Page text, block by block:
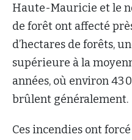
Haute-Mauricie et le
de forêt ont affecté
d’hectares de forêts,
supérieure à la
années, où environ 43
brûlent généralement.
Ces incendies ont